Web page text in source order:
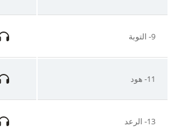
9- التوبة
11- هود
13- الرعد